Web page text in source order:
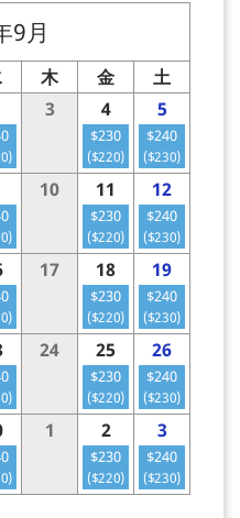
9月
木 金
土
3 4
$230
($220)
5
$240
($230)
10 11
$230
($220)
12
$240
($230)
17 18
$230
($220)
19
$240
($230)
24 25
$230
($220)
26
$240
($230)
1 2
$230
($220)
3
$240
($230)